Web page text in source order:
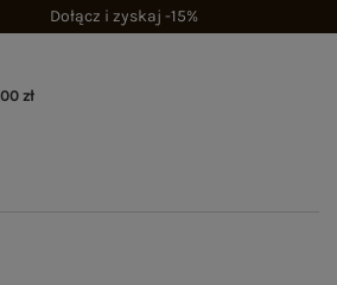
Dołącz i zyskaj -15%
zł